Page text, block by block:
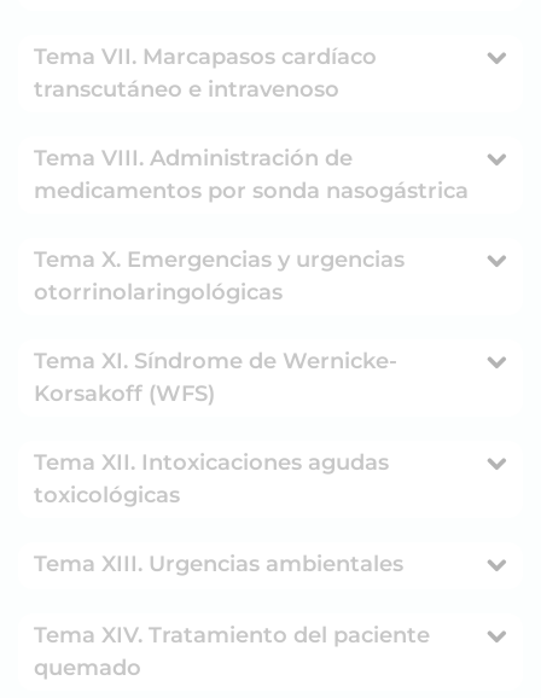
Tema VII. Marcapasos cardíaco
transcutáneo e intravenoso
Tema VIII. Administración de
medicamentos por sonda nasogástrica
Tema X. Emergencias y urgencias
otorrinolaringológicas
Tema XI. Síndrome de Wernicke-
Korsakoff (WFS)
Tema XII. Intoxicaciones agudas
toxicológicas
Tema XIII. Urgencias ambientales
Tema XIV. Tratamiento del paciente
quemado